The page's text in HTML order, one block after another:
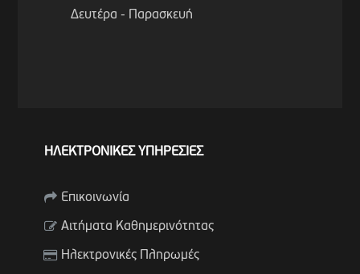
Δευτέρα - Παρασκευή
ΗΛΕΚΤΡΟΝΙΚΕΣ ΥΠΗΡΕΣΙΕΣ
Επικοινωνία
Αιτήματα Καθημερινότητας
Ηλεκτρονικές Πληρωμές